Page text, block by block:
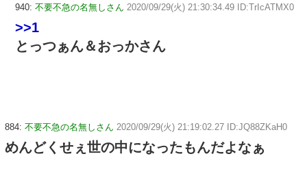
940: 不要不急の名無しさん 2020/09/29(火) 21:30:34.49 ID:TrIcATMX0
>>1
とっつぁん＆おっかさん
884: 不要不急の名無しさん 2020/09/29(火) 21:19:02.27 ID:JQ88ZKaH0
めんどくせぇ世の中になったもんだよなぁ